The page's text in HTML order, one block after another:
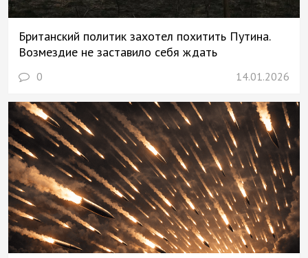
Британский политик захотел похитить Путина.
Возмездие не заставило себя ждать
0 14.01.2026